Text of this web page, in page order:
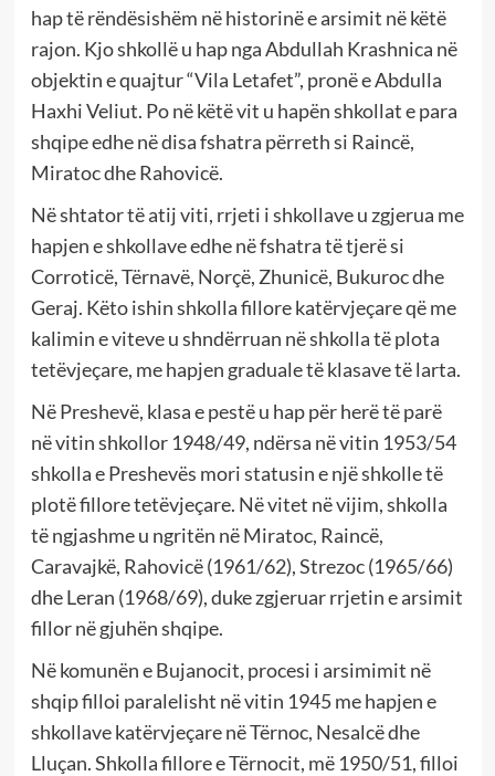
hap të rëndësishëm në historinë e arsimit në këtë
rajon. Kjo shkollë u hap nga Abdullah Krashnica në
objektin e quajtur “Vila Letafet”, pronë e Abdulla
Haxhi Veliut. Po në këtë vit u hapën shkollat e para
shqipe edhe në disa fshatra përreth si Raincë,
Miratoc dhe Rahovicë.
Në shtator të atij viti, rrjeti i shkollave u zgjerua me
hapjen e shkollave edhe në fshatra të tjerë si
Corroticë, Tërnavë, Norçë, Zhunicë, Bukuroc dhe
Geraj. Këto ishin shkolla fillore katërvjeçare që me
kalimin e viteve u shndërruan në shkolla të plota
tetëvjeçare, me hapjen graduale të klasave të larta.
Në Preshevë, klasa e pestë u hap për herë të parë
në vitin shkollor 1948/49, ndërsa në vitin 1953/54
shkolla e Preshevës mori statusin e një shkolle të
plotë fillore tetëvjeçare. Në vitet në vijim, shkolla
të ngjashme u ngritën në Miratoc, Raincë,
Caravajkë, Rahovicë (1961/62), Strezoc (1965/66)
dhe Leran (1968/69), duke zgjeruar rrjetin e arsimit
fillor në gjuhën shqipe.
Në komunën e Bujanocit, procesi i arsimimit në
shqip filloi paralelisht në vitin 1945 me hapjen e
shkollave katërvjeçare në Tërnoc, Nesalcë dhe
Lluçan. Shkolla fillore e Tërnocit, më 1950/51, filloi